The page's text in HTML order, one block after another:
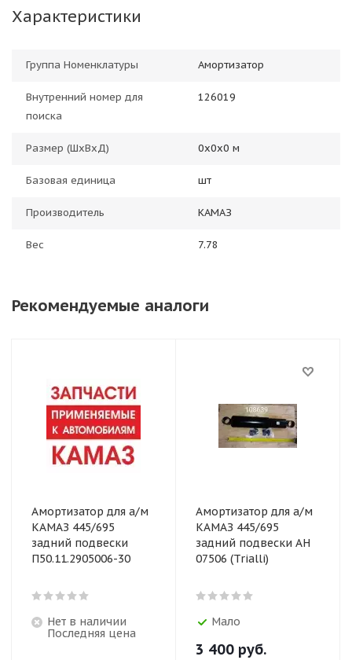
Характеристики
Группа Номенклатуры Амортизатор
Внутренний номер для
поиска
126019
Размер (ШхВхД) 0х0х0 м
Базовая единица шт
Производитель КАМАЗ
Вес 7.78
Рекомендуемые аналоги
Амортизатор для а/м
КАМАЗ 445/695
задний подвески
П50.11.2905006-30
Нет в наличии
Последняя цена
Амортизатор для а/м
КАМАЗ 445/695
задний подвески AH
07506 (Trialli)
Мало
3 400 руб.